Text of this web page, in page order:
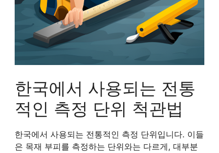
한국에서 사용되는 전통
적인 측정 단위 척관법
한국에서 사용되는 전통적인 측정 단위입니다. 이들
은 목재 부피를 측정하는 단위와는 다르게, 대부분